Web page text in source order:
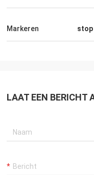
Zeer goed product! Zoals
beschreven en snel
Markeren stop
LAAT EEN BERICHT